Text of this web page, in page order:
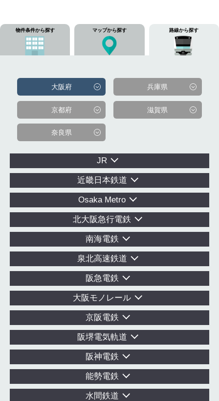
物件条件から探す マップから探す 路線から探す
大阪府 兵庫県
京都府 滋賀県
奈良県
JR
近畿日本鉄道
Osaka Metro
北大阪急行電鉄
南海電鉄
泉北高速鉄道
阪急電鉄
大阪モノレール
京阪電鉄
阪堺電気軌道
阪神電鉄
能勢電鉄
水間鉄道